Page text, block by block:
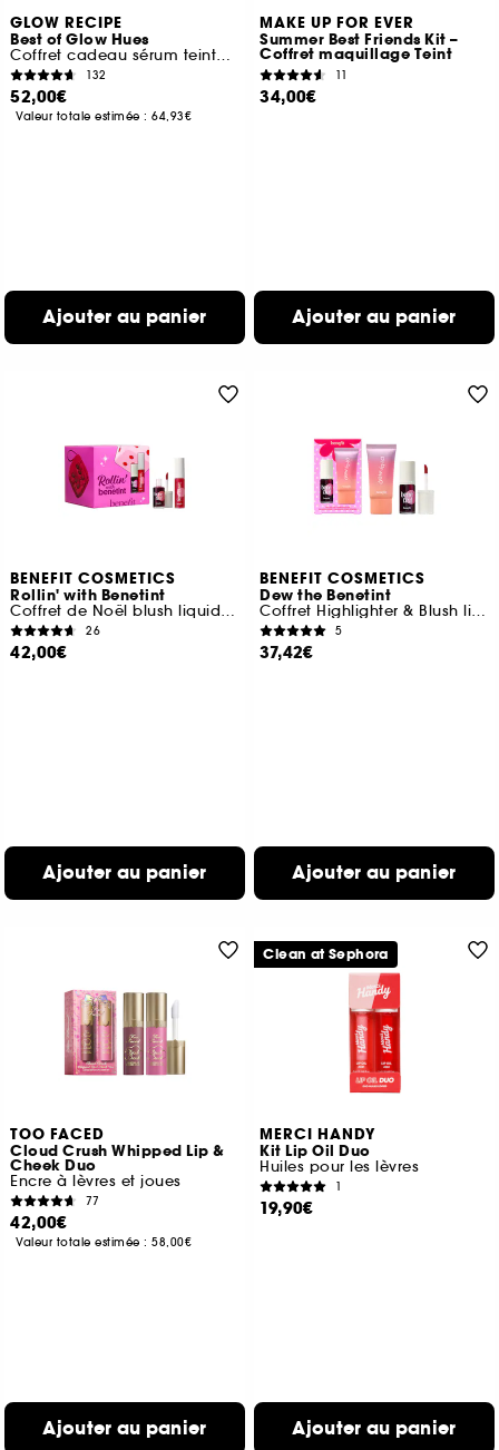
GLOW RECIPE
Best of Glow Hues
Coffret cadeau sérum teinté, joues et lèvres
132
52,00€
Valeur totale estimée :64,93€
Ajouter au panier
MAKE UP FOR EVER
Summer Best Friends Kit –
Coffret maquillage Teint
11
34,00€
Ajouter au panier
BENEFIT COSMETICS
Rollin' with Benetint
Coffret de Noël blush liquide et gloss à lèvres
26
42,00€
Ajouter au panier
BENEFIT COSMETICS
Dew the Benetint
Coffret Highlighter & Blush liquide joues et lèvres
5
37,42€
Ajouter au panier
TOO FACED
Cloud Crush Whipped Lip &
Cheek Duo
Encre à lèvres et joues
77
42,00€
Valeur totale estimée :58,00€
Ajouter au panier
MERCI HANDY
Kit Lip Oil Duo
Huiles pour les lèvres
1
19,90€
Ajouter au panier
Clean at Sephora